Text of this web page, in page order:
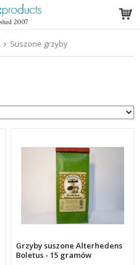
Suszone grzyby
Grzyby suszone Alterhedens
Boletus - 15 gramów